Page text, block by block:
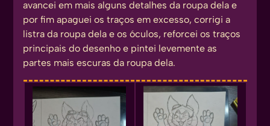
avancei em mais alguns detalhes da roupa dela e
por fim apaguei os traços em excesso, corrigi a
listra da roupa dela e os óculos, reforcei os traços
principais do desenho e pintei levemente as
partes mais escuras da roupa dela.